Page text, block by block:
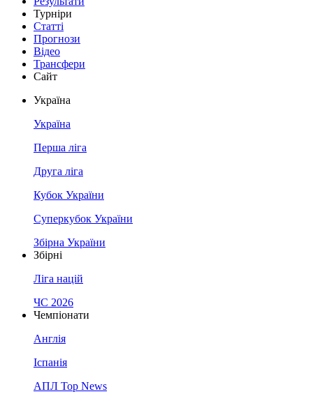
Турніри
Статті
Прогнози
Відео
Трансфери
Сайт
Україна
Україна
Перша ліга
Друга ліга
Кубок України
Суперкубок України
Збірна України
Збірні
Ліга націй
ЧС 2026
Чемпіонати
Англія
Іспанія
АПЛ Top News